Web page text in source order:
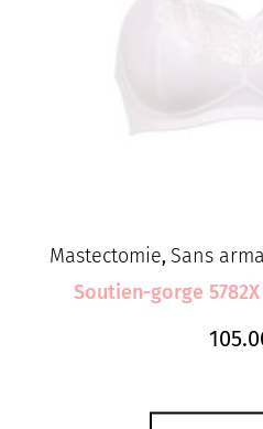
Mastectomie, Sans
Soutien-gorge